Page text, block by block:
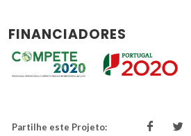
FINANCIADORES
Partilhe este Projeto: